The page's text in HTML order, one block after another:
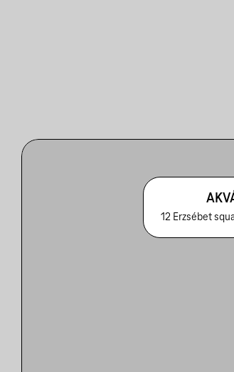
12 Erzsébet